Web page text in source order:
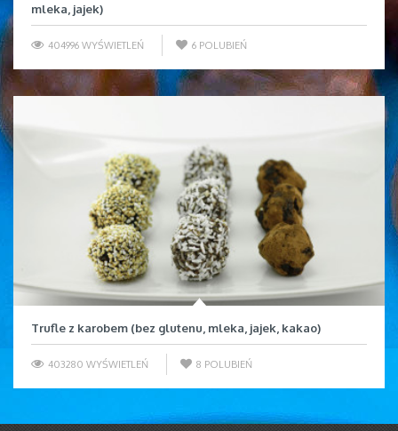
mleka, jajek)
404996 WYŚWIETLEŃ 6 POLUBIEŃ
Trufle z karobem (bez glutenu, mleka, jajek, kakao)
403280 WYŚWIETLEŃ 8 POLUBIEŃ